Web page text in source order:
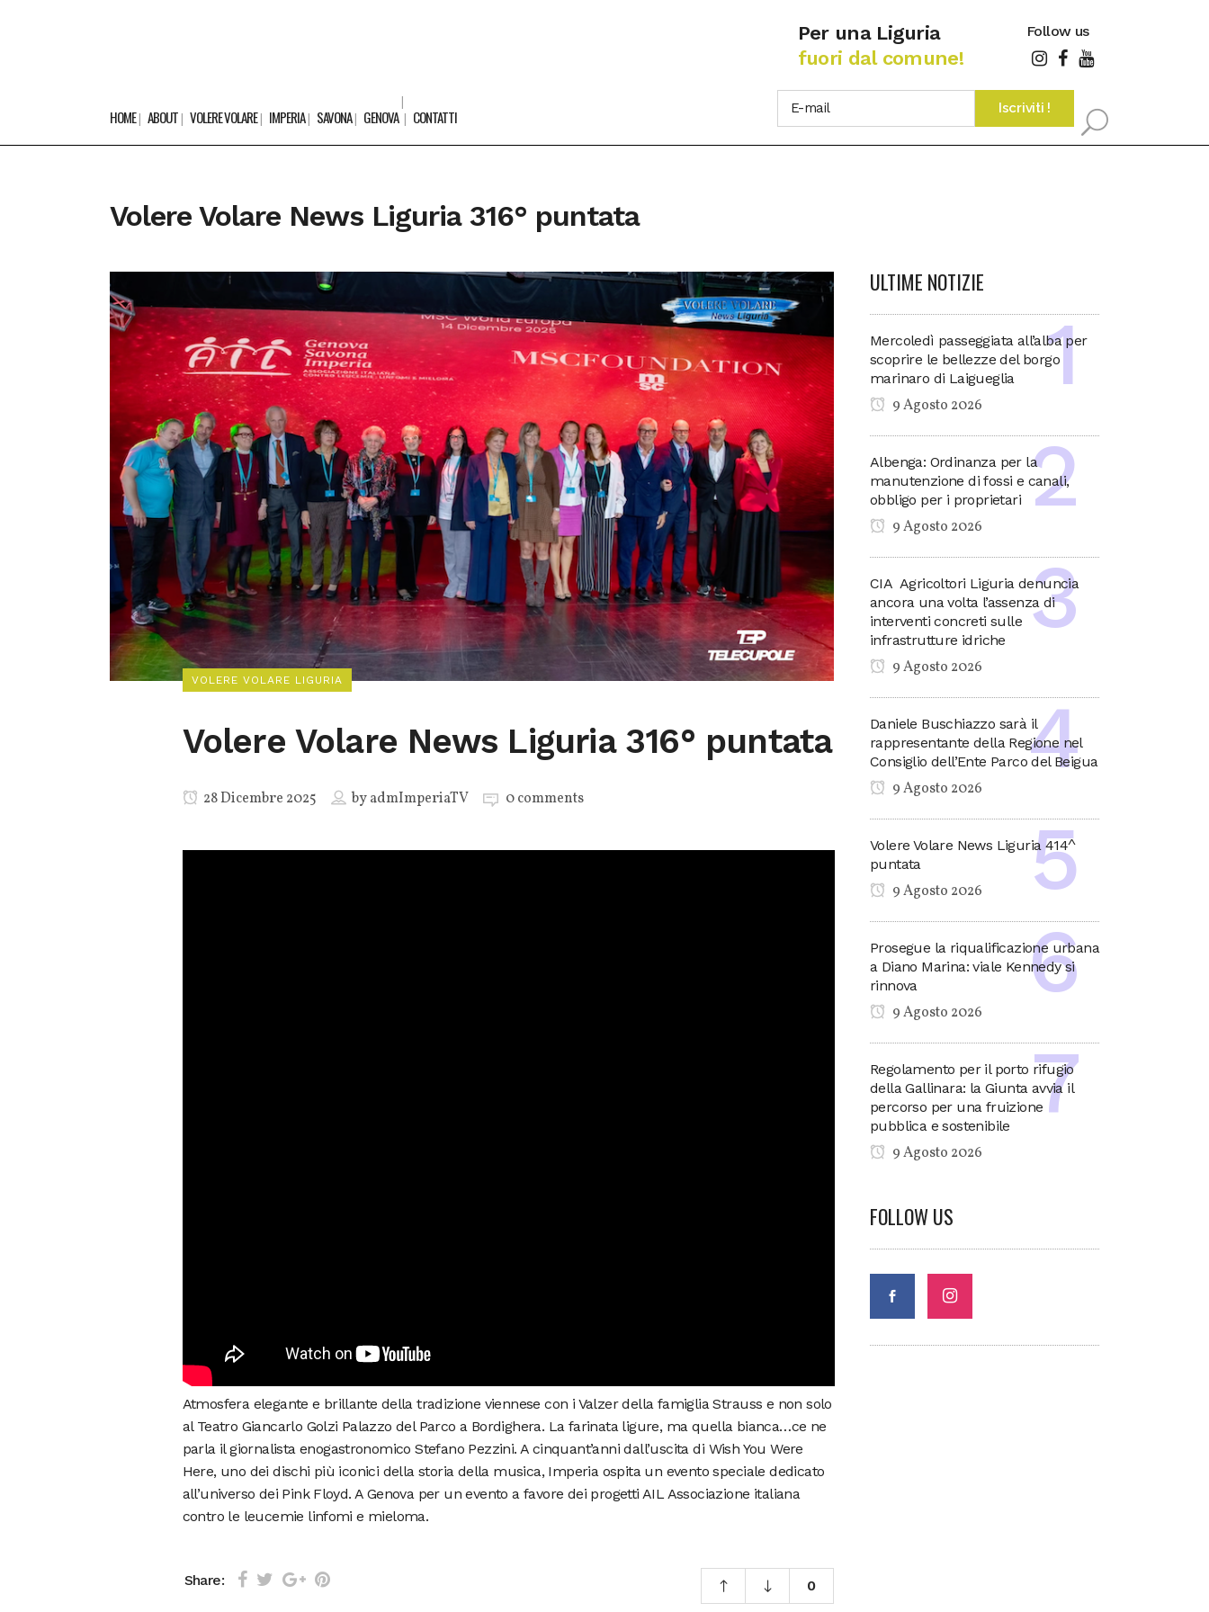
Per una Liguria
fuori dal comune!
Follow us
HOME ABOUT VOLERE VOLARE IMPERIA SAVONA GENOVA CONTATTI
Volere Volare News Liguria 316° puntata
VOLERE VOLARE LIGURIA
Volere Volare News Liguria 316° puntata
28 Dicembre 2025 byadmImperiaTV 0 comments
Atmosfera elegante e brillante della tradizione viennese con i Valzer della famiglia Strauss e non solo
al Teatro Giancarlo Golzi Palazzo del Parco a Bordighera. La farinata ligure, ma quella bianca…ce ne
parla il giornalista enogastronomico Stefano Pezzini. A cinquant’anni dall’uscita di Wish You Were
Here, uno dei dischi più iconici della storia della musica, Imperia ospita un evento speciale dedicato
all’universo dei Pink Floyd. A Genova per un evento a favore dei progetti AIL Associazione italiana
contro le leucemie linfomi e mieloma.
Share: 0
ULTIME NOTIZIE
Mercoledì passeggiata all’alba per
scoprire le bellezze del borgo
marinaro di Laigueglia
9 Agosto 2026
Albenga: Ordinanza per la
manutenzione di fossi e canali,
obbligo per i proprietari
9 Agosto 2026
CIA Agricoltori Liguria denuncia
ancora una volta l’assenza di
interventi concreti sulle
infrastrutture idriche
9 Agosto 2026
Daniele Buschiazzo sarà il
rappresentante della Regione nel
Consiglio dell’Ente Parco del Beigua
9 Agosto 2026
Volere Volare News Liguria 414^
puntata
9 Agosto 2026
Prosegue la riqualificazione urbana
a Diano Marina: viale Kennedy si
rinnova
9 Agosto 2026
Regolamento per il porto rifugio
della Gallinara: la Giunta avvia il
percorso per una fruizione
pubblica e sostenibile
9 Agosto 2026
FOLLOW US